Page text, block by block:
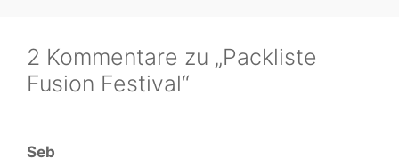
2 Kommentare zu „Packliste
Fusion Festival“
Seb